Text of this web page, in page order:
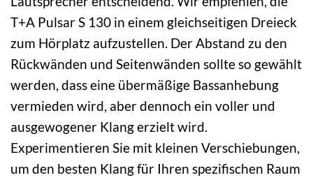
T+A Pulsar S 130 in einem gleichseitigen Dreieck
zum Hörplatz aufzustellen. Der Abstand zu den
Rückwänden und Seitenwänden sollte so gewählt
werden, dass eine übermäßige Bassanhebung
vermieden wird, aber dennoch ein voller und
ausgewogener Klang erzielt wird.
Experimentieren Sie mit kleinen Verschiebungen,
um den besten Klang für Ihren spezifischen Raum